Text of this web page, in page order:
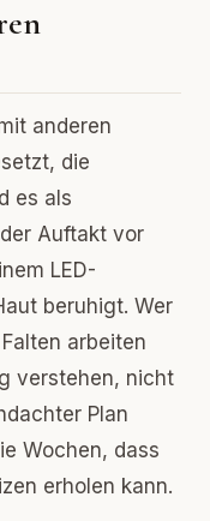
anderen
die
es als
Auftakt vor
LED-
beruhigt. Wer
arbeiten
verstehen, nicht
Plan
Wochen, dass
erholen kann.